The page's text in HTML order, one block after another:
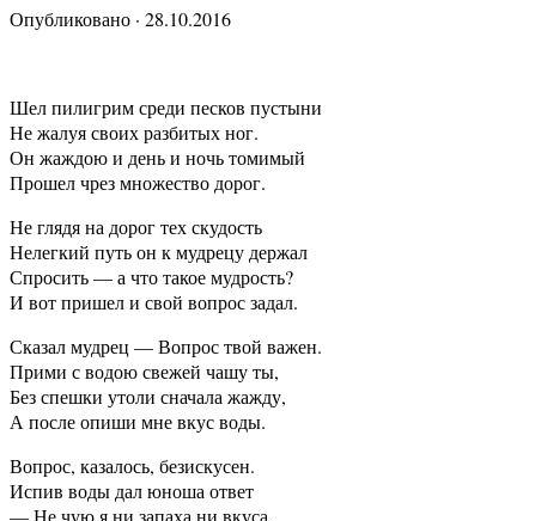
Опубликовано · 28.10.2016
Шел пилигрим среди песков пустыни
Не жалуя своих разбитых ног.
Он жаждою и день и ночь томимый
Прошел чрез множество дорог.
Не глядя на дорог тех скудость
Нелегкий путь он к мудрецу держал
Спросить — а что такое мудрость?
И вот пришел и свой вопрос задал.
Сказал мудрец — Вопрос твой важен.
Прими с водою свежей чашу ты,
Без спешки утоли сначала жажду,
А после опиши мне вкус воды.
Вопрос, казалось, безискусен.
Испив воды дал юноша ответ